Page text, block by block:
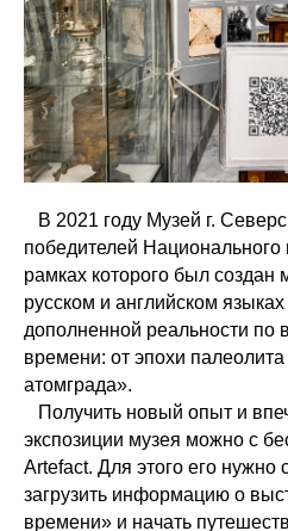
В 2021 году Музей г.
победителей Национального
рамках которого был создан
русском и английском
дополненной реальности по
времени: от эпохи
атомграда».
Получить новый опыт и
экспозиции музея можно с
Artefact. Для этого его нужно
загрузить информацию о
времени» и начать